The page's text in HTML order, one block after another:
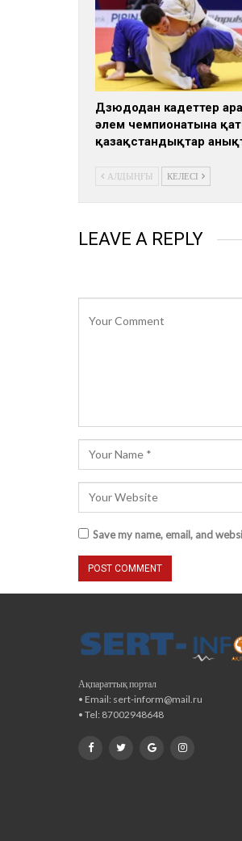
Дзюдодан кадеттер
әлем чемпионатына
қазақстандықтар
АЛДЫҢҒЫ КЕЛЕСІ
LEAVE A REPLY
Save my name, email, and
Ақпараттық портал
• Email: sert-inform@mail.ru
• Tel: 87002948648